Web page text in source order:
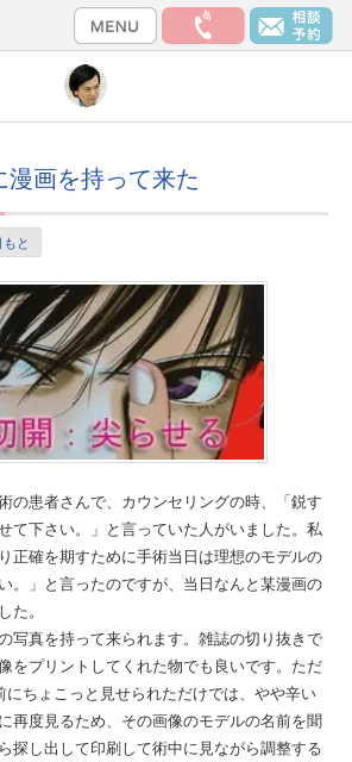
画を持って来た
と
の患者さんで、カウンセリングの時、「鋭す
て下さい。」と言っていた人がいました。私
正確を期すために手術当日は理想のモデルの
。」と言ったのですが、当日なんと某漫画の
。
写真を持って来られます。雑誌の切り抜きで
をプリントしてくれた物でも良いです。ただ
にちょこっと見せられただけでは、やや辛い
再度見るため、その画像のモデルの名前を聞
探し出して印刷して術中に見ながら調整する